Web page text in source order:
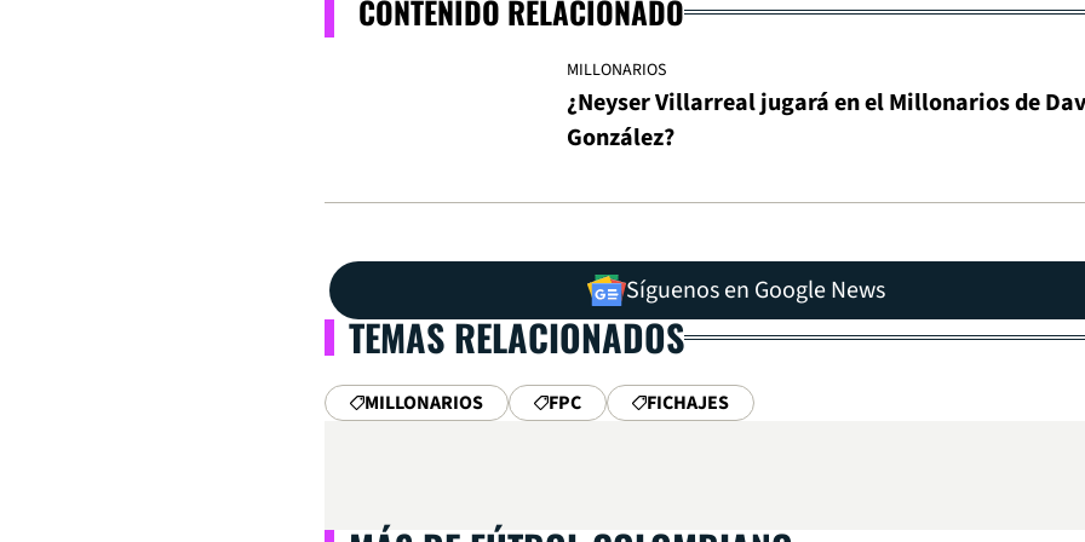
CONTENIDO RELACIONADO
MILLONARIOS
¿Neyser Villarreal jugará en el Millonarios de
González?
Síguenos en Google News
TEMAS RELACIONADOS
MILLONARIOS FPC FICHAJES